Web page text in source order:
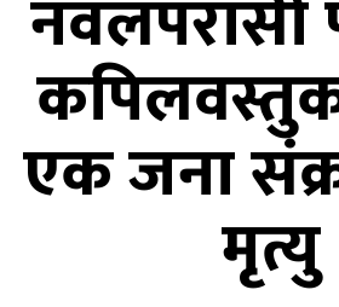
नवलपरासी
एक जना
मृत्यु